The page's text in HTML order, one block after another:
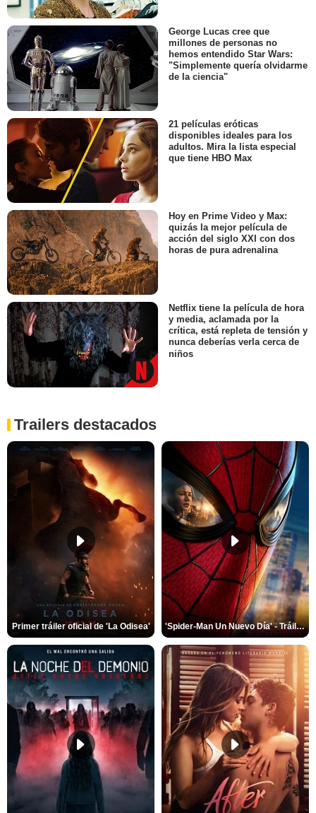
George Lucas cree que
millones de personas no
hemos entendido Star Wars:
"Simplemente quería olvidarme
de la ciencia"
21 películas eróticas
disponibles ideales para los
adultos. Mira la lista especial
que tiene HBO Max
Hoy en Prime Video y Max:
quizás la mejor película de
acción del siglo XXI con dos
horas de pura adrenalina
Netflix tiene la película de hora
y media, aclamada por la
crítica, está repleta de tensión y
nunca deberías verla cerca de
niños
Trailers destacados
Primer tráiler oficial de 'La Odisea' 'Spider-Man Un Nuevo Día' - Tráiler oficial subtitulado